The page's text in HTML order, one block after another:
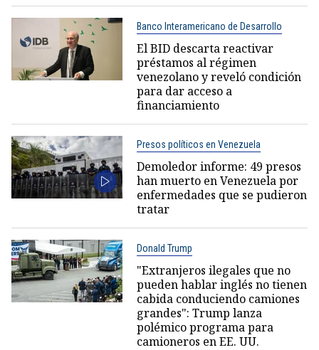
Banco Interamericano de Desarrollo
El BID descarta reactivar
préstamos al régimen
venezolano y reveló condición
para dar acceso a
financiamiento
Presos políticos en Venezuela
Demoledor informe: 49 presos
han muerto en Venezuela por
enfermedades que se pudieron
tratar
Donald Trump
"Extranjeros ilegales que no
pueden hablar inglés no tienen
cabida conduciendo camiones
grandes": Trump lanza
polémico programa para
camioneros en EE. UU.